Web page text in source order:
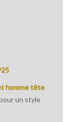
homme tête
un style